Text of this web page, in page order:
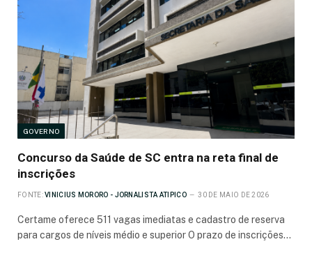
GOVERNO
Concurso da Saúde de SC entra na reta final de
inscrições
FONTE: VINICIUS MORORO - JORNALISTA ATIPICO 30 DE MAIO DE 2026
Certame oferece 511 vagas imediatas e cadastro de reserva
para cargos de níveis médio e superior O prazo de inscrições…